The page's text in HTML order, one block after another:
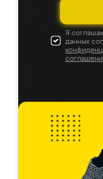
Я
данных